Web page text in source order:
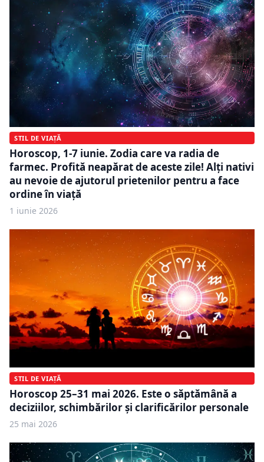
STIL DE VIAȚĂ
Horoscop, 1-7 iunie. Zodia care va radia de
farmec. Profită neapărat de aceste zile! Alți nativi
au nevoie de ajutorul prietenilor pentru a face
ordine în viață
1 iunie 2026
STIL DE VIAȚĂ
Horoscop 25–31 mai 2026. Este o săptămână a
deciziilor, schimbărilor și clarificărilor personale
25 mai 2026